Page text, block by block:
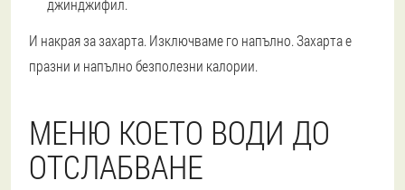
джинджифил.
И накрая за захарта. Изключваме го напълно. Захарта е
празни и напълно безполезни калории.
МЕНЮ КОЕТО ВОДИ ДО
ОТСЛАБВАНЕ